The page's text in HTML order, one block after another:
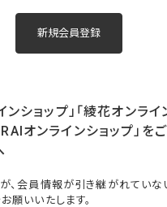
ンショップ」「綾花オンライ
オンラインショップ」を
、会員情報が引き継がれていな
願いいたします。